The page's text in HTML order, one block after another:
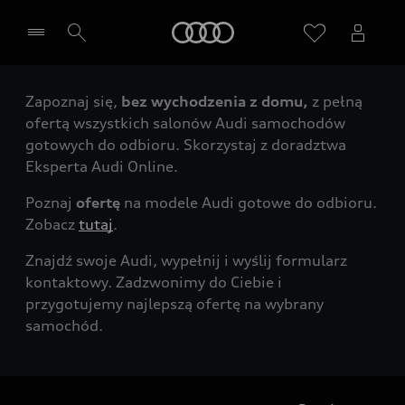
Wybierz Twojego Partnera Audi
Zapoznaj się, bez wychodzenia z domu, z pełną
ofertą wszystkich salonów Audi samochodów
gotowych do odbioru. Skorzystaj z doradztwa
Eksperta Audi Online.
Poznaj ofertę na modele Audi gotowe do odbioru.
Zobacz tutaj.
Znajdź swoje Audi, wypełnij i wyślij formularz
kontaktowy. Zadzwonimy do Ciebie i
przygotujemy najlepszą ofertę na wybrany
samochód.